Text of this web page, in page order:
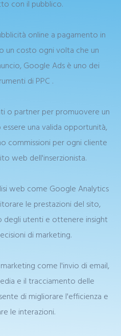
con il pubblico.
online a pagamento in
un costo ogni volta che un
Google Ads è uno dei
di PPC .
o partner per promuovere un
una valida opportunità,
commissioni per ogni cliente
web dell'inserzionista.
web come Google Analytics
le prestazioni del sito,
utenti e ottenere insight
di marketing.
come l'invio di email,
e il tracciamento delle
di migliorare l'efficienza e
le interazioni.